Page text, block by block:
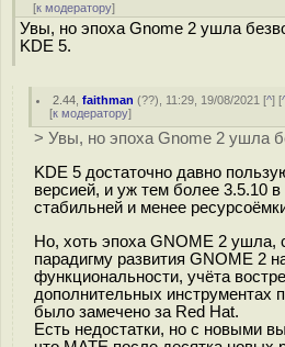
[к модератору]
Увы, но эпоха Gnome 2 ушла
KDE 5.
2.44 ,faithman (??), 11:29, 19/08/2021 [^] [
[к модератору]
> Увы, но эпоха Gnome 2 ушла
KDE 5 достаточно давно
версией, и уж тем более 3.5.10 в
стабильней и менее
Но, хоть эпоха GNOME 2 ушла,
парадигму развития GNOME 2
функциональности, учёта
дополнительных инструментах
было замечено за Red Hat.
Есть недостатки, но с новыми